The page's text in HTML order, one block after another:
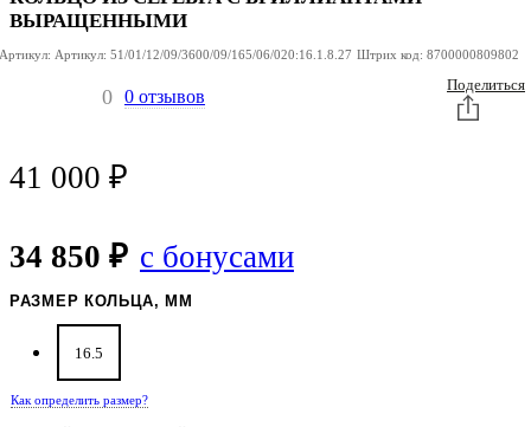
ВЫРАЩЕННЫМИ
Артикул: Артикул: 51/01/12/09/3600/09/165/06/020:16.1.8.27 Штрих код: 8700000809802
0 0 отзывов
Поделиться
41 000 ₽
34 850 ₽ с бонусами
РАЗМЕР КОЛЬЦА, ММ
16.5
Как определить размер?